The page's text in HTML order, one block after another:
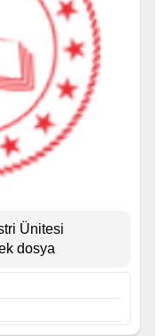
Ünitesi
dosya